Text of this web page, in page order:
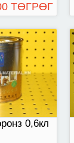
ТӨГРӨГ
0,6кл
0,6кл